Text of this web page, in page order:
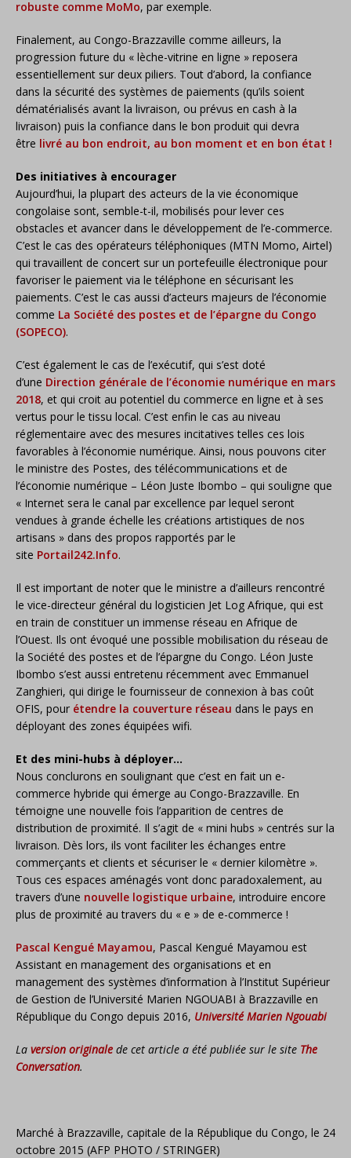
robuste comme MoMo, par exemple.
Finalement, au Congo-Brazzaville comme ailleurs, la
progression future du « lèche-vitrine en ligne » reposera
essentiellement sur deux piliers. Tout d’abord, la confiance
dans la sécurité des systèmes de paiements (qu’ils soient
dématérialisés avant la livraison, ou prévus en cash à la
livraison) puis la confiance dans le bon produit qui devra
être livré au bon endroit, au bon moment et en bon état !
Des initiatives à encourager
Aujourd’hui, la plupart des acteurs de la vie économique
congolaise sont, semble-t-il, mobilisés pour lever ces
obstacles et avancer dans le développement de l’e-commerce.
C’est le cas des opérateurs téléphoniques (MTN Momo, Airtel)
qui travaillent de concert sur un portefeuille électronique pour
favoriser le paiement via le téléphone en sécurisant les
paiements. C’est le cas aussi d’acteurs majeurs de l’économie
comme La Société des postes et de l’épargne du Congo
(SOPECO).
C’est également le cas de l’exécutif, qui s’est doté
d’une Direction générale de l’économie numérique en mars
2018, et qui croit au potentiel du commerce en ligne et à ses
vertus pour le tissu local. C’est enfin le cas au niveau
réglementaire avec des mesures incitatives telles ces lois
favorables à l’économie numérique. Ainsi, nous pouvons citer
le ministre des Postes, des télécommunications et de
l’économie numérique – Léon Juste Ibombo – qui souligne que
« Internet sera le canal par excellence par lequel seront
vendues à grande échelle les créations artistiques de nos
artisans » dans des propos rapportés par le
site Portail242.Info.
Il est important de noter que le ministre a d’ailleurs rencontré
le vice-directeur général du logisticien Jet Log Afrique, qui est
en train de constituer un immense réseau en Afrique de
l’Ouest. Ils ont évoqué une possible mobilisation du réseau de
la Société des postes et de l’épargne du Congo. Léon Juste
Ibombo s’est aussi entretenu récemment avec Emmanuel
Zanghieri, qui dirige le fournisseur de connexion à bas coût
OFIS, pour étendre la couverture réseau dans le pays en
déployant des zones équipées wifi.
Et des mini-hubs à déployer…
Nous conclurons en soulignant que c’est en fait un e-
commerce hybride qui émerge au Congo-Brazzaville. En
témoigne une nouvelle fois l’apparition de centres de
distribution de proximité. Il s’agit de « mini hubs » centrés sur la
livraison. Dès lors, ils vont faciliter les échanges entre
commerçants et clients et sécuriser le « dernier kilomètre ».
Tous ces espaces aménagés vont donc paradoxalement, au
travers d’une nouvelle logistique urbaine, introduire encore
plus de proximité au travers du « e » de e-commerce !
Pascal Kengué Mayamou, Pascal Kengué Mayamou est
Assistant en management des organisations et en
management des systèmes d’information à l’Institut Supérieur
de Gestion de l’Université Marien NGOUABI à Brazzaville en
République du Congo depuis 2016, Université Marien Ngouabi
La version originale de cet article a été publiée sur le site The
Conversation.
Marché à Brazzaville, capitale de la République du Congo, le 24
octobre 2015 (AFP PHOTO / STRINGER)